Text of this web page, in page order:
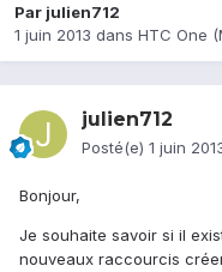
Par julien712
1 juin 2013 dans HTC One
julien712
Posté(e) 1 juin
Bonjour,
Je souhaite savoir si il
nouveaux raccourcis